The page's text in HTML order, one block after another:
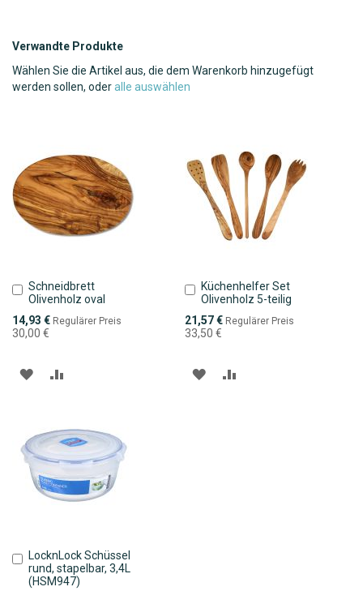
Verwandte Produkte
Wählen Sie die Artikel aus, die dem Warenkorb hinzugefügt
werden sollen, oderalle auswählen
Schneidbrett
Olivenholz oval
Sonderpreis
14,93 € Regulärer Preis
30,00 €
In
den
Warenkorb
ZUR
HINZUFÜGEN
HINZUFÜGEN
Küchenhelfer Set
Olivenholz 5-teilig
Sonderpreis
21,57 € Regulärer Preis
33,50 €
In
den
Warenkorb
ZUR
LocknLock Schüssel
rund, stapelbar, 3,4L
(HSM947)
In
den
Warenkorb